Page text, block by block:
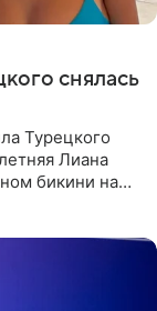
снялась
Турецкого
Лиана
бикини на